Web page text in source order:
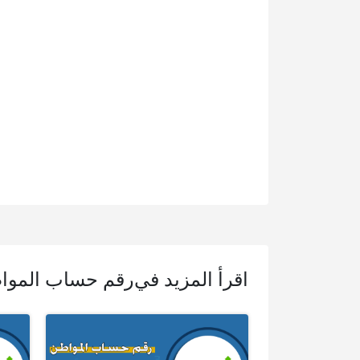
اقرأ المزيد فيرقم حساب